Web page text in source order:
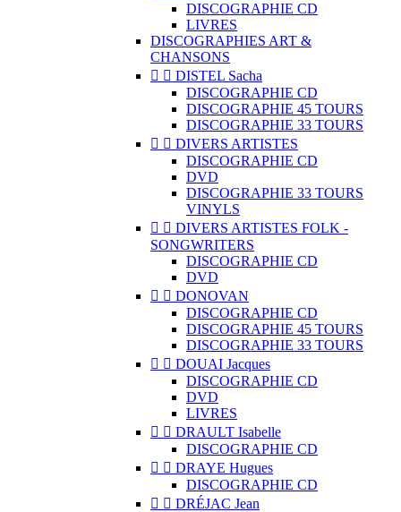
DISCOGRAPHIE CD
LIVRES
DISCOGRAPHIES ART &
CHANSONS
  DISTEL Sacha
DISCOGRAPHIE CD
DISCOGRAPHIE 45 TOURS
DISCOGRAPHIE 33 TOURS
  DIVERS ARTISTES
DISCOGRAPHIE CD
DVD
DISCOGRAPHIE 33 TOURS
VINYLS
  DIVERS ARTISTES FOLK -
SONGWRITERS
DISCOGRAPHIE CD
DVD
  DONOVAN
DISCOGRAPHIE CD
DISCOGRAPHIE 45 TOURS
DISCOGRAPHIE 33 TOURS
  DOUAI Jacques
DISCOGRAPHIE CD
DVD
LIVRES
  DRAULT Isabelle
DISCOGRAPHIE CD
  DRAYE Hugues
DISCOGRAPHIE CD
  DRÉJAC Jean